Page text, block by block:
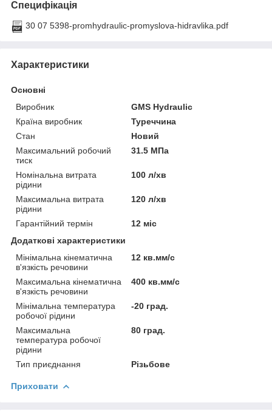
Специфікація
30 07 5398-promhydraulic-promyslova-hidravlika.pdf
Характеристики
Основні
Виробник
GMS Hydraulic
Країна виробник
Туреччина
Стан
Новий
Максимальний робочий
тиск
31.5 МПа
Номінальна витрата
рідини
100 л/хв
Максимальна витрата
рідини
120 л/хв
Гарантійний термін
12 міс
Додаткові характеристики
Мінімальна кінематична
в'язкість речовини
12 кв.мм/с
Максимальна кінематична
в'язкість речовини
400 кв.мм/с
Мінімальна температура
робочої рідини
-20 град.
Максимальна
температура робочої
рідини
80 град.
Тип приєднання Різьбове
Приховати